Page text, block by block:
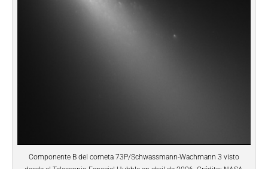
Componente B del cometa 73P/Schwassmann-Wachmann 3 visto